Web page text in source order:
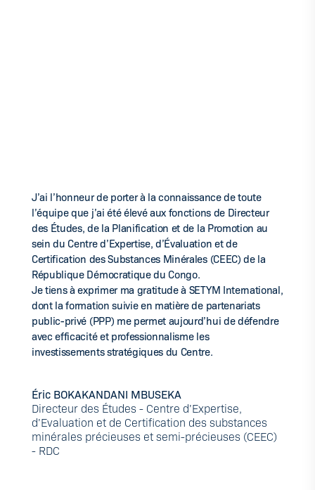
J’ai l’honneur de porter à la connaissance de toute
l’équipe que j’ai été élevé aux fonctions de Directeur
des Études, de la Planification et de la Promotion au
sein du Centre d’Expertise, d’Évaluation et de
Certification des Substances Minérales (CEEC) de la
République Démocratique du Congo.
Je tiens à exprimer ma gratitude à SETYM International,
dont la formation suivie en matière de partenariats
public-privé (PPP) me permet aujourd’hui de défendre
avec efficacité et professionnalisme les
investissements stratégiques du Centre.
Éric BOKAKANDANI MBUSEKA
Directeur des Études - Centre d’Expertise,
d’Evaluation et de Certification des substances
minérales précieuses et semi-précieuses (CEEC)
- RDC